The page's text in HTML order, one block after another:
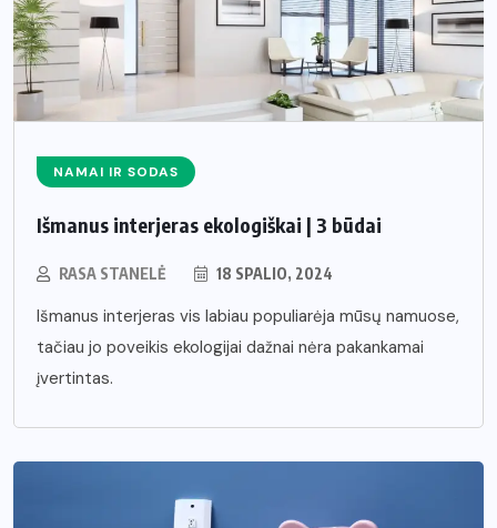
NAMAI IR SODAS
Išmanus interjeras ekologiškai | 3 būdai
RASA STANELĖ 18 SPALIO, 2024
Išmanus interjeras vis labiau populiarėja mūsų namuose,
tačiau jo poveikis ekologijai dažnai nėra pakankamai
įvertintas.